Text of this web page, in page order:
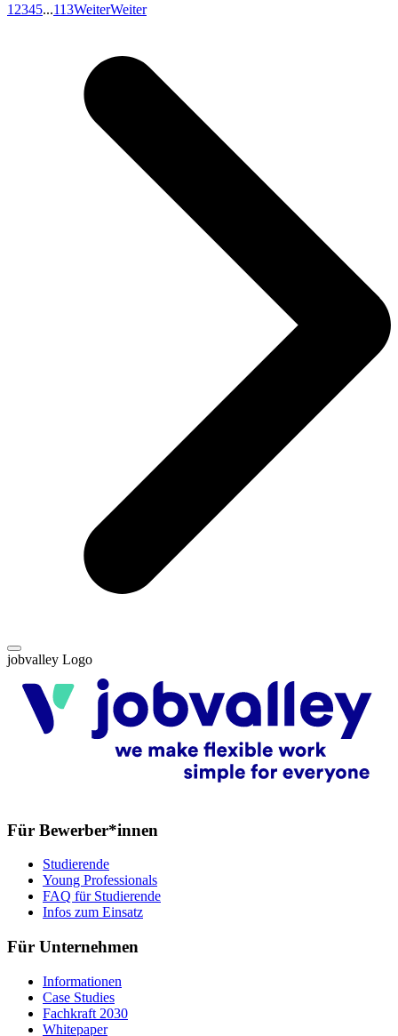
1 2345...113WeiterWeiter
jobvalley Logo
Für Bewerber*innen
Studierende
Young Professionals
FAQ für Studierende
Infos zum Einsatz
Für Unternehmen
Informationen
Case Studies
Fachkraft 2030
Whitepaper